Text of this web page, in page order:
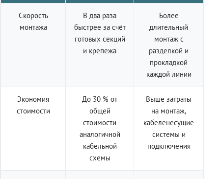
Скорость
монтажа
В два раза
быстрее за счёт
готовых секций
и крепежа
Более
длительный
монтаж с
разделкой и
прокладкой
каждой линии
Экономия
стоимости
До 30 % от
общей
стоимости
аналогичной
кабельной
схемы
Выше затраты
на монтаж,
кабеленесущие
системы и
подключения